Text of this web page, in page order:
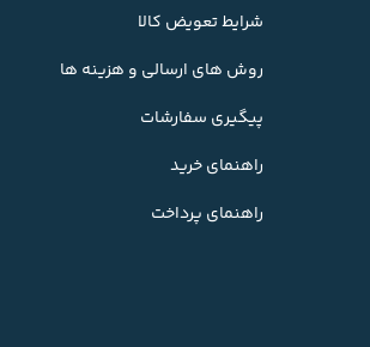
شرایط تعویض کالا
روش های ارسالی و هزینه ها
پیگیری سفارشات
راهنمای خرید
راهنمای پرداخت